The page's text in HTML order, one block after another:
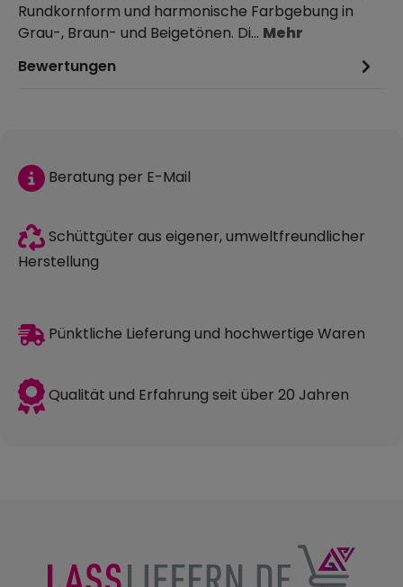
Rundkornform und harmonische Farbgebung in
Grau-, Braun- und Beigetönen. Di… Mehr
Bewertungen
Beratung per E-Mail
Schüttgüter aus eigener, umweltfreundlicher
Herstellung
Pünktliche Lieferung und hochwertige Waren
Qualität und Erfahrung seit über 20 Jahren